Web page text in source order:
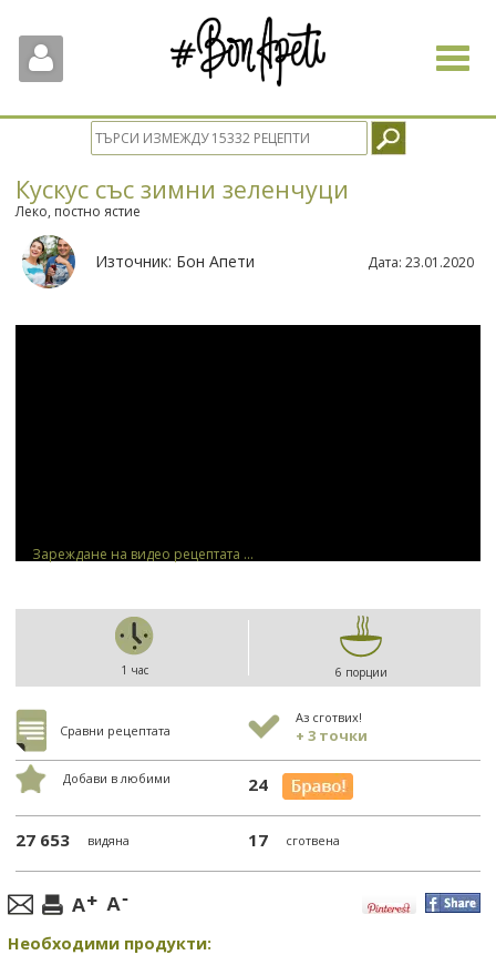
Toggle
Кускус със зимни зеленчуци
Леко, постно ястие
Източник: Бон Апети Дата: 23.01.2020
Зареждане на видео рецептата ...
1 час 6 порции
Сравни рецептата
Аз сготвих!
+ 3 точки
Добави в любими 24
27 653 видяна 17 сготвена
Необходими продукти: